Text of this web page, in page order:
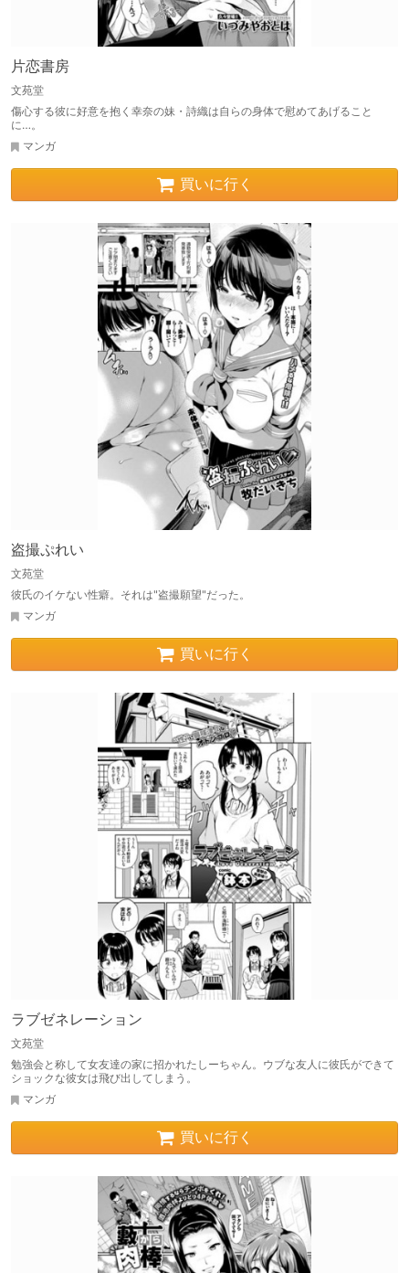
片恋書房
文苑堂
傷心する彼に好意を抱く幸奈の妹・詩織は自らの身体で慰めてあげること
に…。
マンガ
買いに行く
盗撮ぷれい
文苑堂
彼氏のイケない性癖。それは"盗撮願望"だった。
マンガ
買いに行く
ラブゼネレーション
文苑堂
勉強会と称して女友達の家に招かれたしーちゃん。ウブな友人に彼氏ができて
ショックな彼女は飛び出してしまう。
マンガ
買いに行く